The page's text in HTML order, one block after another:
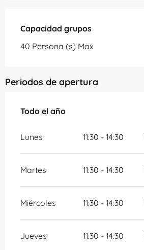
Capacidad grupos
Capacidad grupos
40 Persona (s) Max
Periodos de apertura
Todo el año
Todo el año
Lunes 11:30 - 14:30
Martes 11:30 - 14:30
Miércoles 11:30 - 14:30
Jueves 11:30 - 14:30